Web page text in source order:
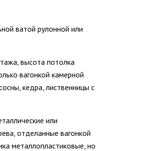
ватой рулонной или
высота потолка
вагонкой камерной
кедра, лиственницы с
или
отделанные вагонкой
металлопластиковые, но